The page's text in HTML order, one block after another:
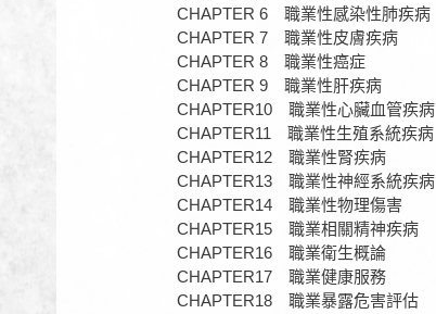
CHAPTER 6 職業性感染性肺疾病
CHAPTER 7 職業性皮膚疾病
CHAPTER 8 職業性癌症
CHAPTER 9 職業性肝疾病
CHAPTER10 職業性心臟血管疾病
CHAPTER11 職業性生殖系統疾病
CHAPTER12 職業性腎疾病
CHAPTER13 職業性神經系統疾病
CHAPTER14 職業性物理傷害
CHAPTER15 職業相關精神疾病
CHAPTER16 職業衛生概論
CHAPTER17 職業健康服務
CHAPTER18 職業暴露危害評估